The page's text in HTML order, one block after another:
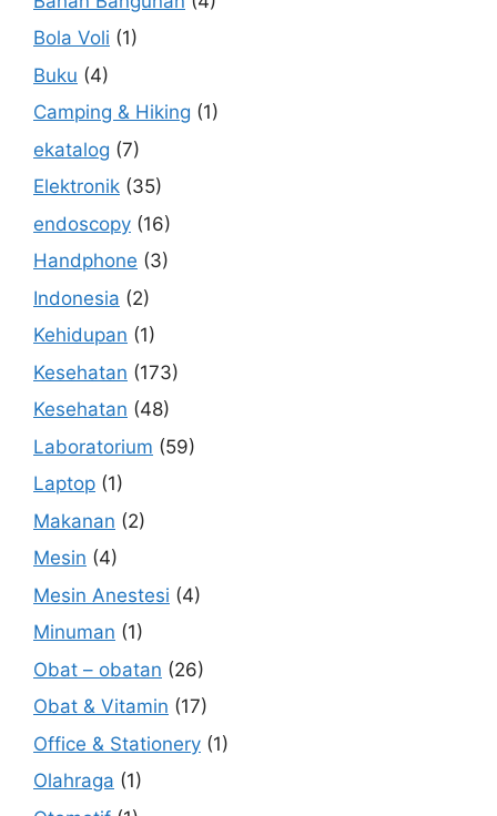
Bola Voli (1)
Buku (4)
Camping & Hiking (1)
ekatalog (7)
Elektronik (35)
endoscopy (16)
Handphone (3)
Indonesia (2)
Kehidupan (1)
Kesehatan (173)
Kesehatan (48)
Laboratorium (59)
Laptop (1)
Makanan (2)
Mesin (4)
Mesin Anestesi (4)
Minuman (1)
Obat – obatan (26)
Obat & Vitamin (17)
Office & Stationery (1)
Olahraga (1)